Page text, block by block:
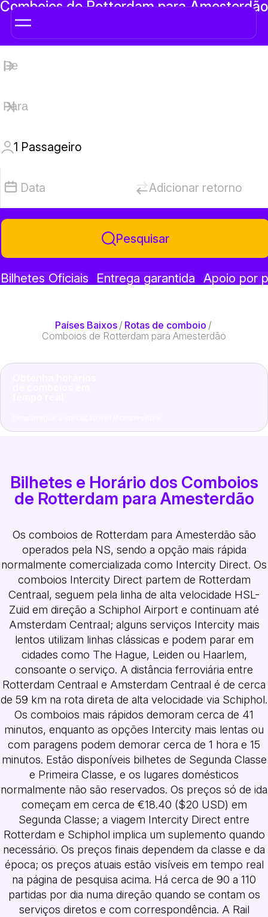
Comboios de Rotterdam para Amesterdão
1 Passageiro
Data Adicionar retorno
Pesquisar
Bilhetes Oficiais Entrega garantida Apoio por
Países Baixos/ Rotas de comboio/
Comboios de Rotterdam para Amesterdão
Bilhetes e Horário dos Comboios
de Rotterdam para Amesterdão
Os comboios de Rotterdam para Amesterdão são
operados pela NS, sendo a opção mais rápida
normalmente comercializada como Intercity Direct. Os
comboios Intercity Direct partem de Rotterdam
Centraal, seguem pela linha de alta velocidade HSL-
Zuid em direção a Schiphol Airport e continuam até
Amsterdam Centraal; alguns serviços Intercity mais
lentos utilizam linhas clássicas e podem parar em
cidades como The Hague, Leiden ou Haarlem,
consoante o serviço. A distância ferroviária entre
Rotterdam Centraal e Amsterdam Centraal é de cerca
de 59 km na rota direta de alta velocidade via Schiphol.
Os comboios mais rápidos demoram cerca de 41
minutos, enquanto as opções Intercity mais lentas ou
com paragens podem demorar cerca de 1 hora e 15
minutos. Estão disponíveis bilhetes de Segunda Classe
e Primeira Classe, e os lugares domésticos
normalmente não são reservados. Os preços só de ida
começam em cerca de €18.40 ($20 USD) em
Segunda Classe; a viagem Intercity Direct entre
Rotterdam e Schiphol implica um suplemento quando
necessário. Os preços finais dependem da classe e da
época; os preços atuais estão visíveis em tempo real
na página de pesquisa acima. Há cerca de 90 a 110
partidas por dia numa direção quando se contam os
serviços diretos e com correspondência. A Rail